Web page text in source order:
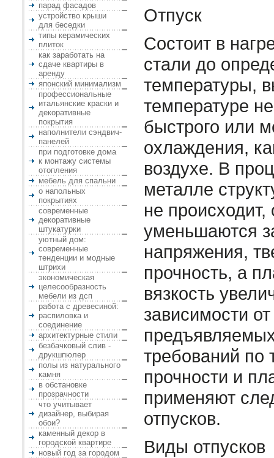
парад фасадов
устройство крыши
для беседки
типы керамических
плиток
как заработать на
сдаче квартиры в
аренду
японский минимализм
профессиональные
итальянские краски и
декоративные
покрытия
наполнители сэндвич-
панелей
при подготовке дома
к монтажу системы
отопления
мебель для спальни
о напольных
покрытиях
современные
декоративные
штукатурки
уютный дом:
современные
тенденции и модные
штрихи
экономическая
целесообразность
мебели из дсп
работа с древесиной:
распиловка и
соединение
архитектурные стили
безбачковый слив -
друкшпюлер
полы из натурального
камня
в обстановке
прозрачности
что учитывает
дизайнер, выбирая
обои?
каменный декор в
городской квартире
новый год за городом
Отпуск
Состоит в
стали до
температуры,
температуре
быстрого или
охлаждения,
воздухе. В
металле
не происходит,
уменьшаются
напряжения,
прочность, а
вязкость
зависимости
требований по
прочности и
применяют
отпусков.
Виды отпусков